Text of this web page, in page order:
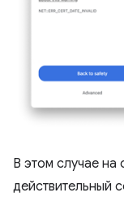
В этом случае на
действительный